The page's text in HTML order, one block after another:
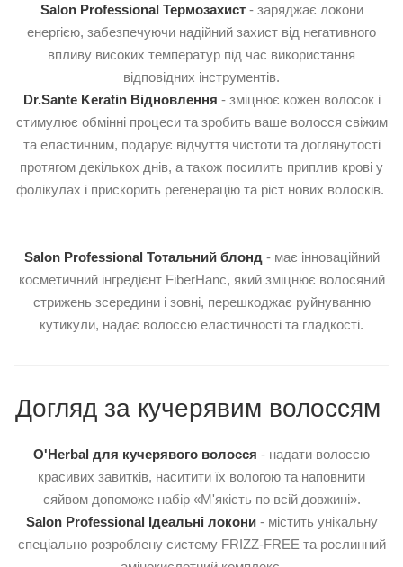
Salon Professional Термозахист - заряджає локони
енергією, забезпечуючи надійний захист від негативного
впливу високих температур під час використання
відповідних інструментів.
Dr.Sante Keratin Відновлення - зміцнює кожен волосок і
стимулює обмінні процеси та зробить ваше волосся свіжим
та еластичним, подарує відчуття чистоти та доглянутості
протягом декількох днів, а також посилить приплив крові у
фолікулах і прискорить регенерацію та ріст нових волосків.
Salon Professional Тотальний блонд - має інноваційний
косметичний інгредієнт FiberHanc, який зміцнює волосяний
стрижень зсередини і зовні, перешкоджає руйнуванню
кутикули, надає волоссю еластичності та гладкості.
Догляд за кучерявим волоссям
O'Herbal для кучерявого волосся - надати волоссю
красивих завитків, наситити їх вологою та наповнити
сяйвом допоможе набір «М'якість по всій довжині».
Salon Professional Ідеальні локони - містить унікальну
спеціально розроблену систему FRIZZ-FREE та рослинний